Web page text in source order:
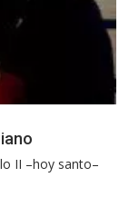
II –hoy santo–